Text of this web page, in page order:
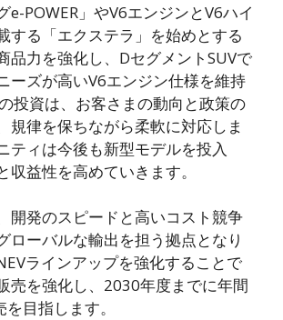
e-POWER」やV6エンジンとV6ハイ
する「エクステラ」を始めとする
品力を強化し、DセグメントSUVで
ーズが高いV6エンジン仕様を維持
投資は、お客さまの動向と政策の
規律を保ちながら柔軟に対応しま
ティは今後も新型モデルを投入
収益性を高めていきます。
開発のスピードと高いコスト競争
ローバルな輸出を担う拠点となり
ラインアップを強化することで
売を強化し、2030年度までに年間
目指します。